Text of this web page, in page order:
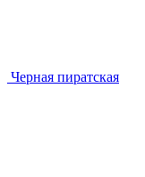
Черная пиратская